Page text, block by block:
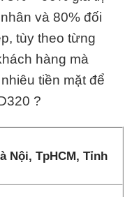
và 80% đối
tùy theo từng
hàng mà
tiền mặt để
?
Nội, TpHCM, Tỉnh